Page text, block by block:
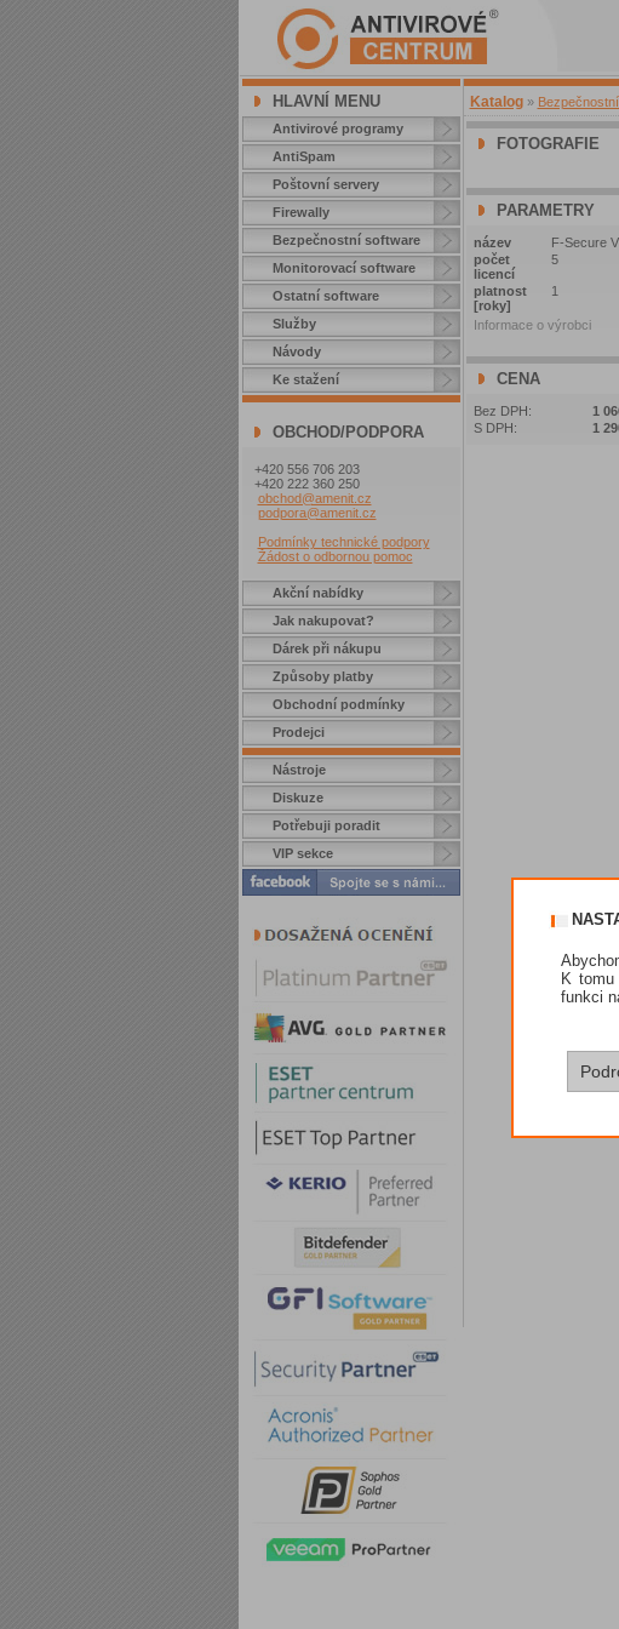
HLAVNÍ MENU
Antivirové programy
AntiSpam
Poštovní servery
Firewally
Bezpečnostní software
Monitorovací software
Ostatní software
Služby
Návody
Ke stažení
OBCHOD/PODPORA
+420 556 706 203
+420 222 360 250
obchod@amenit.cz
podpora@amenit.cz
Podmínky technické podpory
Žádost o odbornou pomoc
Akční nabídky
Jak nakupovat?
Dárek při nákupu
Způsoby platby
Obchodní podmínky
Prodejci
Nástroje
Diskuze
Potřebuji poradit
VIP sekce
Katalog »
FOTOGRAFIE
PARAMETRY
název
F-Secure
počet
licencí
5
platnost
[roky]
1
Informace o výrobci
CENA
Bez DPH:
1
S DPH:
1
K
funkci